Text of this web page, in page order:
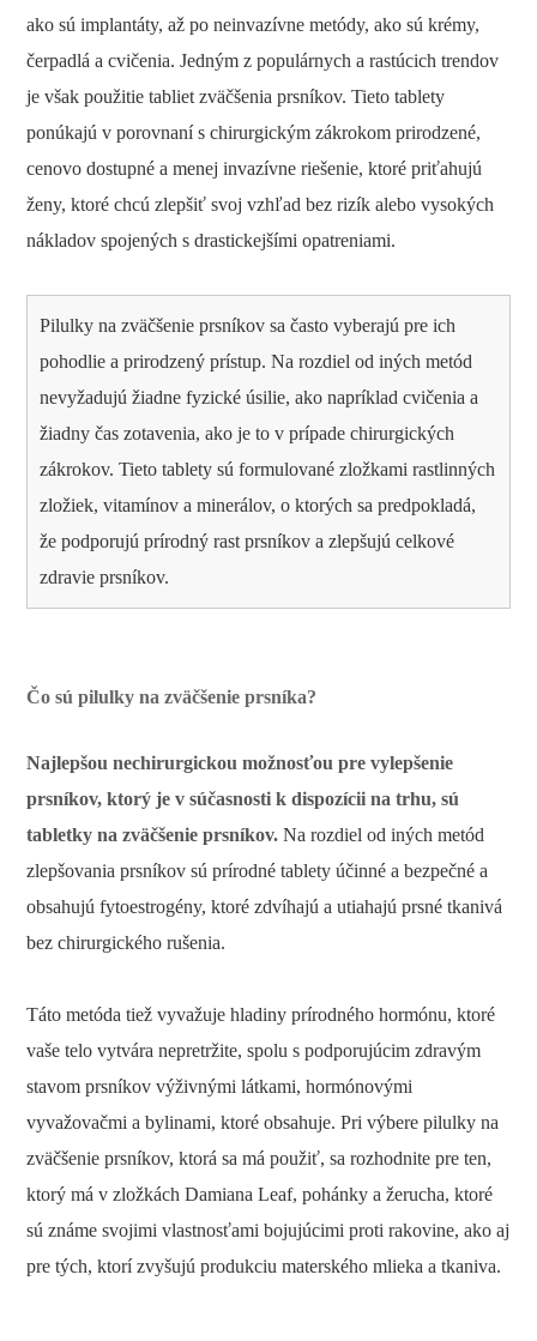
ako sú implantáty, až po neinvazívne metódy, ako sú krémy,
čerpadlá a cvičenia. Jedným z populárnych a rastúcich trendov
je však použitie tabliet zväčšenia prsníkov. Tieto tablety
ponúkajú v porovnaní s chirurgickým zákrokom prirodzené,
cenovo dostupné a menej invazívne riešenie, ktoré priťahujú
ženy, ktoré chcú zlepšiť svoj vzhľad bez rizík alebo vysokých
nákladov spojených s drastickejšími opatreniami.
Pilulky na zväčšenie prsníkov sa často vyberajú pre ich
pohodlie a prirodzený prístup. Na rozdiel od iných metód
nevyžadujú žiadne fyzické úsilie, ako napríklad cvičenia a
žiadny čas zotavenia, ako je to v prípade chirurgických
zákrokov. Tieto tablety sú formulované zložkami rastlinných
zložiek, vitamínov a minerálov, o ktorých sa predpokladá,
že podporujú prírodný rast prsníkov a zlepšujú celkové
zdravie prsníkov.
Čo sú pilulky na zväčšenie prsníka?
Najlepšou nechirurgickou možnosťou pre vylepšenie
prsníkov, ktorý je v súčasnosti k dispozícii na trhu, sú
tabletky na zväčšenie prsníkov. Na rozdiel od iných metód
zlepšovania prsníkov sú prírodné tablety účinné a bezpečné a
obsahujú fytoestrogény, ktoré zdvíhajú a utiahajú prsné tkanivá
bez chirurgického rušenia.
Táto metóda tiež vyvažuje hladiny prírodného hormónu, ktoré
vaše telo vytvára nepretržite, spolu s podporujúcim zdravým
stavom prsníkov výživnými látkami, hormónovými
vyvažovačmi a bylinami, ktoré obsahuje. Pri výbere pilulky na
zväčšenie prsníkov, ktorá sa má použiť, sa rozhodnite pre ten,
ktorý má v zložkách Damiana Leaf, pohánky a žerucha, ktoré
sú známe svojimi vlastnosťami bojujúcimi proti rakovine, ako aj
pre tých, ktorí zvyšujú produkciu materského mlieka a tkaniva.